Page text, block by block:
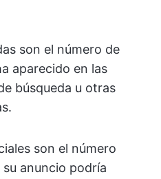
son el número de
aparecido en las
búsqueda u otras
son el número
anuncio podría